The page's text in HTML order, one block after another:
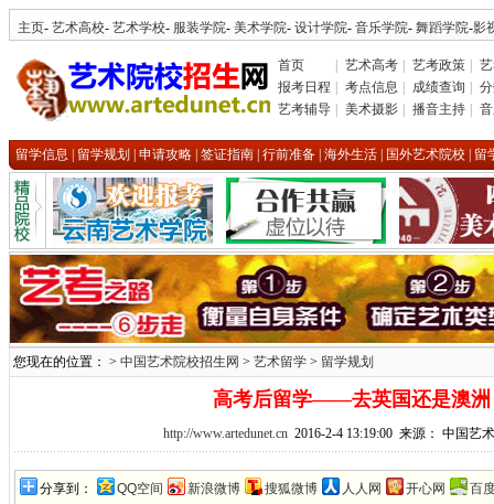
主页- 艺术高校- 艺术学校- 服装学院- 美术学院- 设计学院- 音乐学院- 舞蹈学院-影
首页 艺术高考 艺考政策
报考日程
考点信息 成绩查询
艺考辅导
美术摄影 播音主持
留学信息 留学规划 申请攻略 签证指南 行前准备 海外生活 国外艺术院校 留
您现在的位置： > 中国艺术院校招生网 > 艺术留学 > 留学规划
高考后留学——去英国还是澳洲
http://www.artedunet.cn2016-2-4 13:19:00 来源： 中国艺
分享到： QQ空间 新浪微博 搜狐微博 人人网 开心网 百